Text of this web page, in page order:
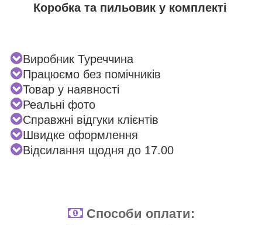
Коробка та пильовик у комплекті
Виробник Туреччина
Працюємо без помічників
Товар у наявності
Реальні фото
Справжні відгуки клієнтів
Швидке оформлення
Відсилання щодня до 17.00
Способи оплати: